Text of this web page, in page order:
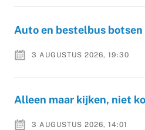
Auto en bestelbus botsen
3 AUGUSTUS 2026, 19:30
Alleen maar kijken, niet
3 AUGUSTUS 2026, 14:01